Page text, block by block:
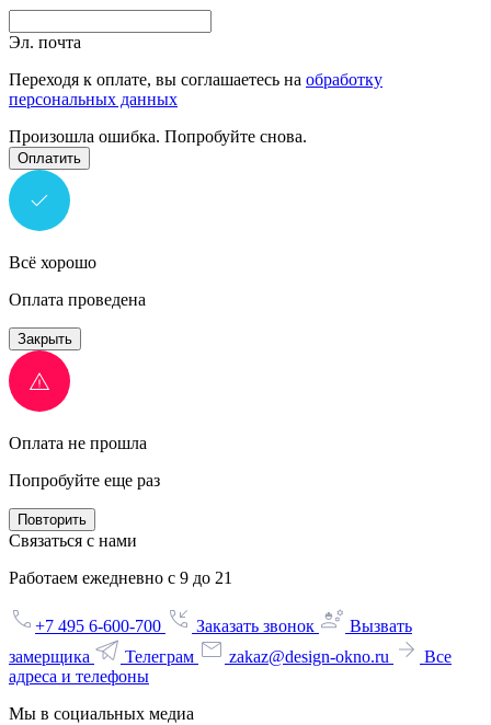
Эл. почта
Переходя к оплате, вы соглашаетесь на обработку
персональных данных
Произошла ошибка. Попробуйте снова.
Оплатить
Всё хорошо
Оплата проведена
Закрыть
Оплата не прошла
Попробуйте еще раз
Повторить
Связаться с нами
Работаем ежедневно с 9 до 21
+7 495 6-600-700 Заказать звонок
Вызвать
замерщика
Телеграм zakaz@design-okno.ru
Все
адреса и телефоны
Мы в социальных медиа